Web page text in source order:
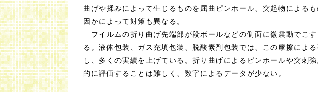
曲げや揉みによって生じるものを屈曲ピンホール、突起物による
因かによって対策も異なる。
フイルムの折り曲げ先端部が段ボールなどの側面に微震動でこ
る。液体包装、ガス充填包装、脱酸素剤包装では、この摩擦によ
し、多くの実績を上げている。折り曲げによるピンホールや突刺
的に評価することは難しく、数字によるデータが少ない。